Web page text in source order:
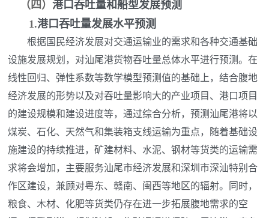
（四）港口吞吐量和船型发展预测
1.港口吞吐量发展水平预测
根据国民经济发展对交通运输业的需求和各种交通基础
设施发展规划，对汕尾港货物吞吐量总体水平进行预测。在
线性回归、弹性系数等数学模型预测值的基础上，结合腹地
经济发展的形势以及对吞吐量影响大的产业项目、港口项目
的建设规模和建设进度等，通过综合分析，预测汕尾港将以
煤炭、石化、天然气和集装箱支线运输为重点，随着基础设
施建设的持续推进，矿建材料、水泥、钢材等货类的运输需
求将会增加，主要服务汕尾市经济发展和深圳市深汕特别合
作区建设，兼顾对粤东、赣南、闽西等地区的辐射。同时，
粮食、木材、化肥等货类仍存在进一步拓展腹地需求的空